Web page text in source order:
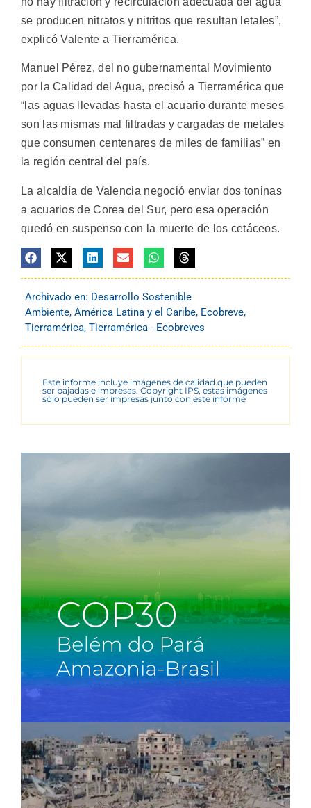
se producen nitratos y nitritos que resultan letales”,
explicó Valente a Tierramérica.
Manuel Pérez, del no gubernamental Movimiento
por la Calidad del Agua, precisó a Tierramérica que
“las aguas llevadas hasta el acuario durante meses
son las mismas mal filtradas y cargadas de metales
que consumen centenares de miles de familias” en
la región central del país.
La alcaldía de Valencia negoció enviar dos toninas
a acuarios de Corea del Sur, pero esa operación
quedó en suspenso con la muerte de los cetáceos.
Archivado en: Desarrollo Sostenible
Ambiente, América Latina y el Caribe, Ecobreve,
Tierramérica, Tierramérica - Ecobreves
Este informe incluye imágenes de calidad que pueden
ser bajadas e impresas. Copyright IPS, estas imágenes
sólo pueden ser impresas junto con este informe